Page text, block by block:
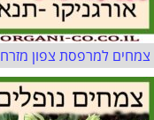
צמחים למרפסת צפון מזרח